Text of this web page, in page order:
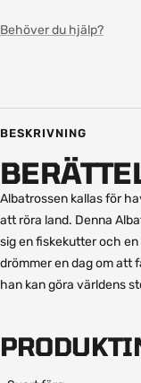
Behöver du hjälp?
BESKRIVNING
Albatrossen kallas för
att röra land. Denna
sig en fiskekutter och
drömmer en dag om att
han kan göra världens